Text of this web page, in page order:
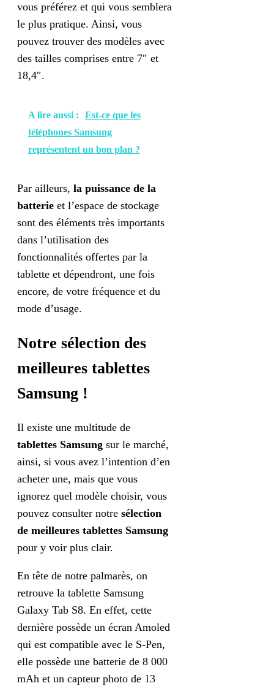
vous préférez et qui vous semblera
le plus pratique. Ainsi, vous
pouvez trouver des modèles avec
des tailles comprises entre 7″ et
18,4″.
A lire aussi :
Est-ce que les
téléphones Samsung
représentent un bon plan ?
Par ailleurs, la puissance de la
batterie et l’espace de stockage
sont des éléments très importants
dans l’utilisation des
fonctionnalités offertes par la
tablette et dépendront, une fois
encore, de votre fréquence et du
mode d’usage.
Notre sélection des
meilleures tablettes
Samsung !
Il existe une multitude de
tablettes Samsung sur le marché,
ainsi, si vous avez l’intention d’en
acheter une, mais que vous
ignorez quel modèle choisir, vous
pouvez consulter notre sélection
de meilleures tablettes Samsung
pour y voir plus clair.
En tête de notre palmarès, on
retrouve la tablette Samsung
Galaxy Tab S8. En effet, cette
dernière possède un écran Amoled
qui est compatible avec le S-Pen,
elle possède une batterie de 8 000
mAh et un capteur photo de 13